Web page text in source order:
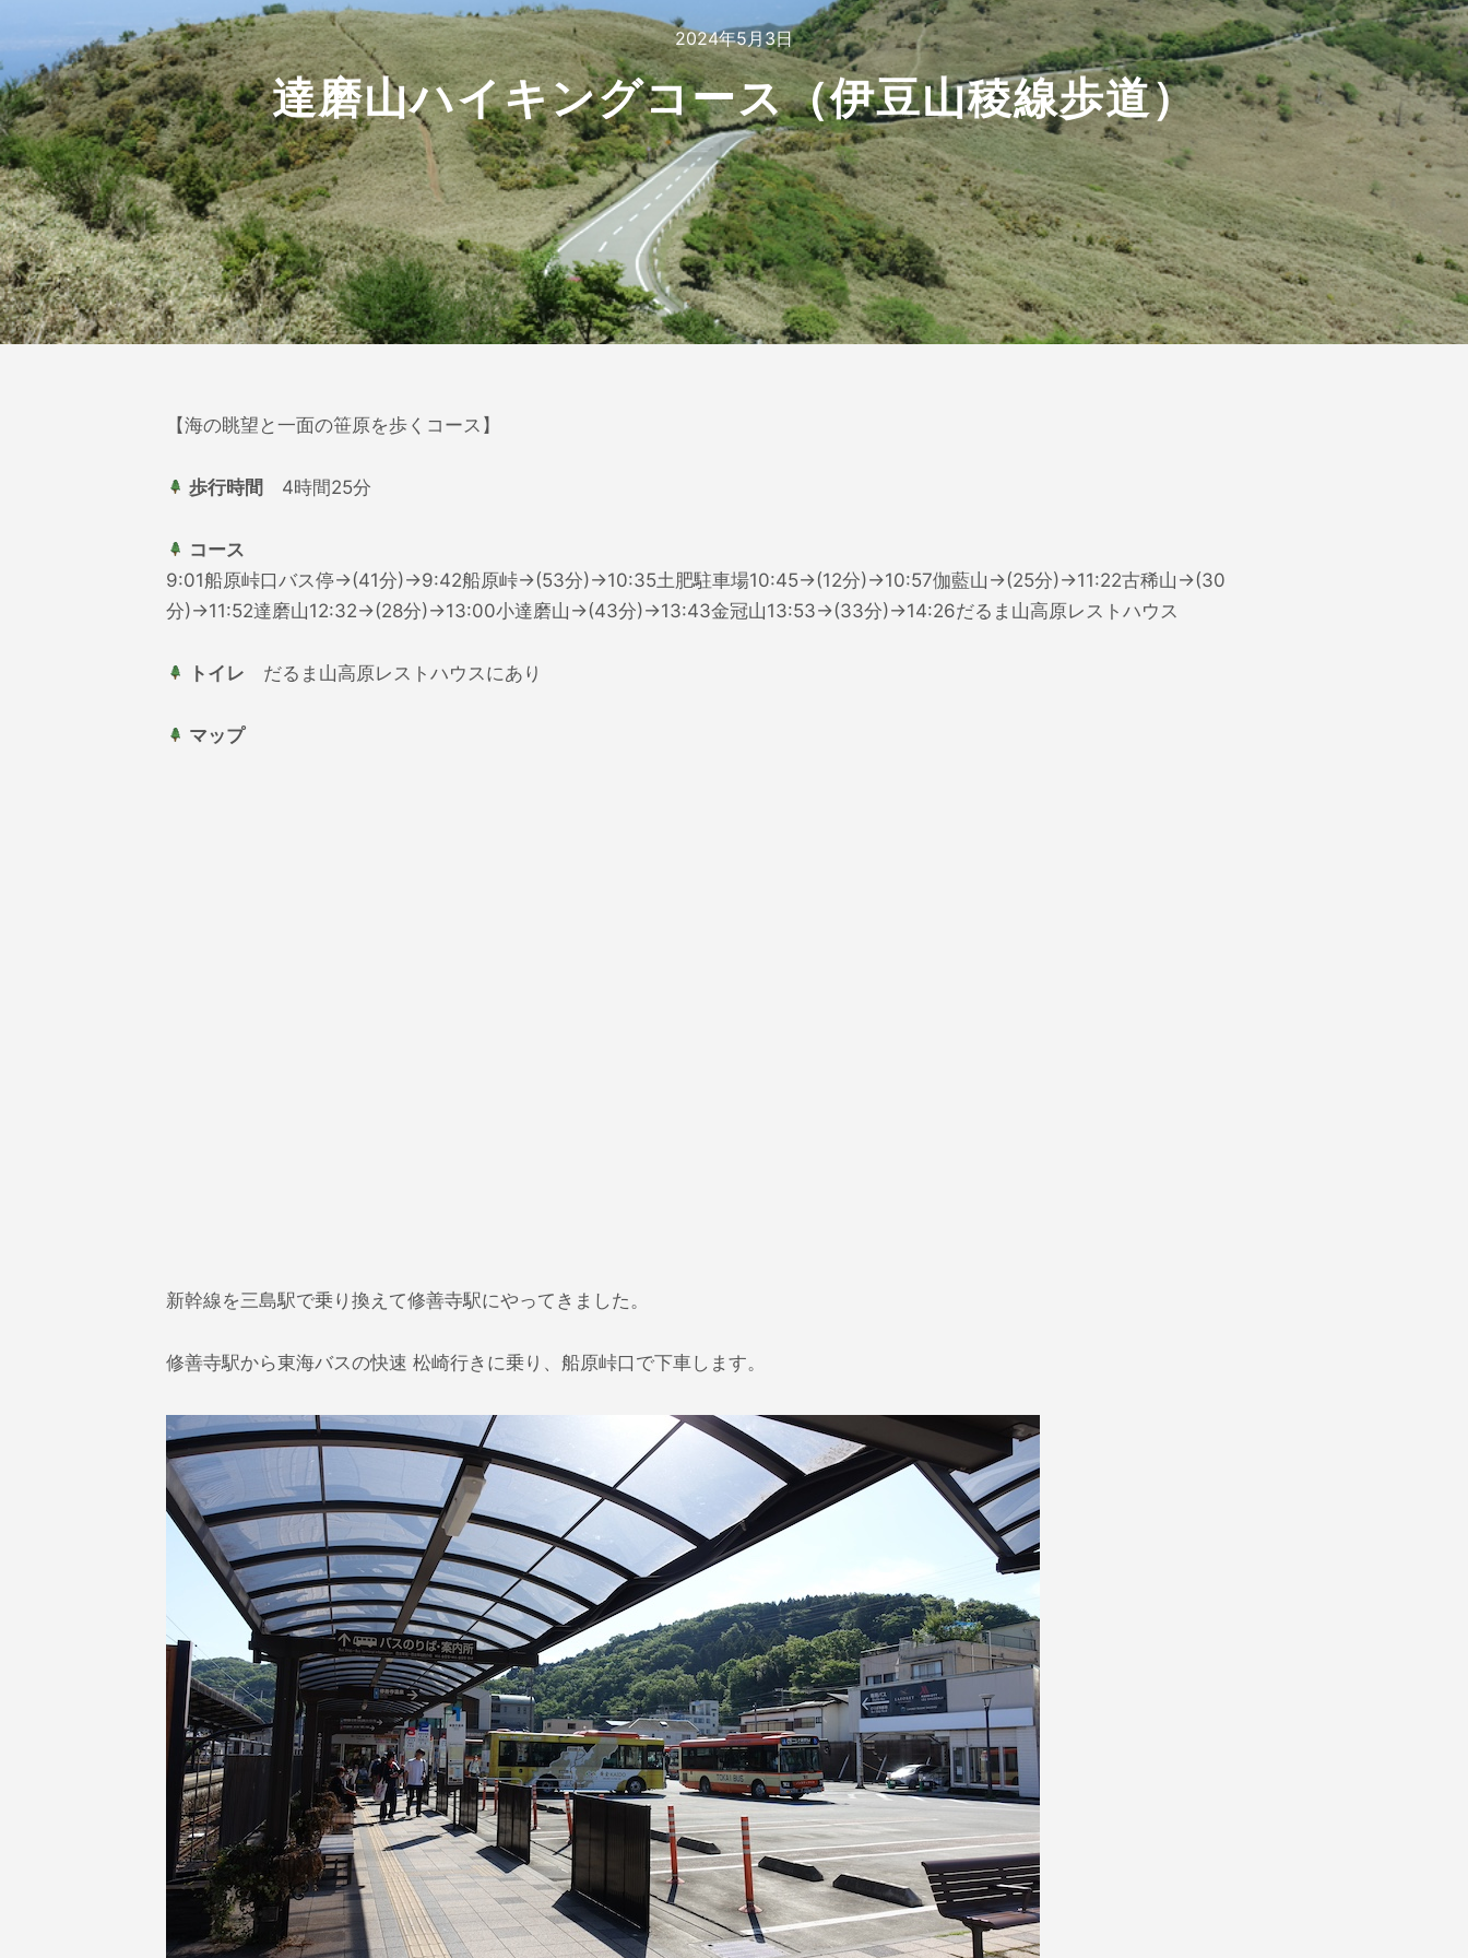
2024年5月3日
達磨山ハイキングコース（伊豆山稜線歩道）
【海の眺望と一面の笹原を歩くコース】
歩行時間 4時間25分
コース
9:01船原峠口バス停→(41分)→9:42船原峠→(53分)→10:35土肥駐車場10:45→(12分)→10:57伽藍山→(25分)→11:22古稀山→(30
分)→11:52達磨山12:32→(28分)→13:00小達磨山→(43分)→13:43金冠山13:53→(33分)→14:26だるま山高原レストハウス
トイレ だるま山高原レストハウスにあり
マップ
新幹線を三島駅で乗り換えて修善寺駅にやってきました。
修善寺駅から東海バスの快速 松崎行きに乗り、船原峠口で下車します。